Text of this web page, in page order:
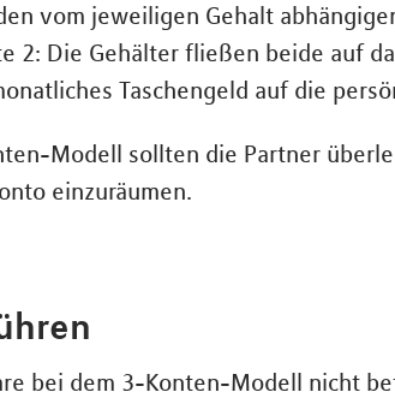
vom jeweiligen Gehalt
2: Die Gehälter fließen beide auf
Taschengeld auf die
Modell sollten die Partner
einzuräumen.
bei dem 3-Konten-Modell nicht